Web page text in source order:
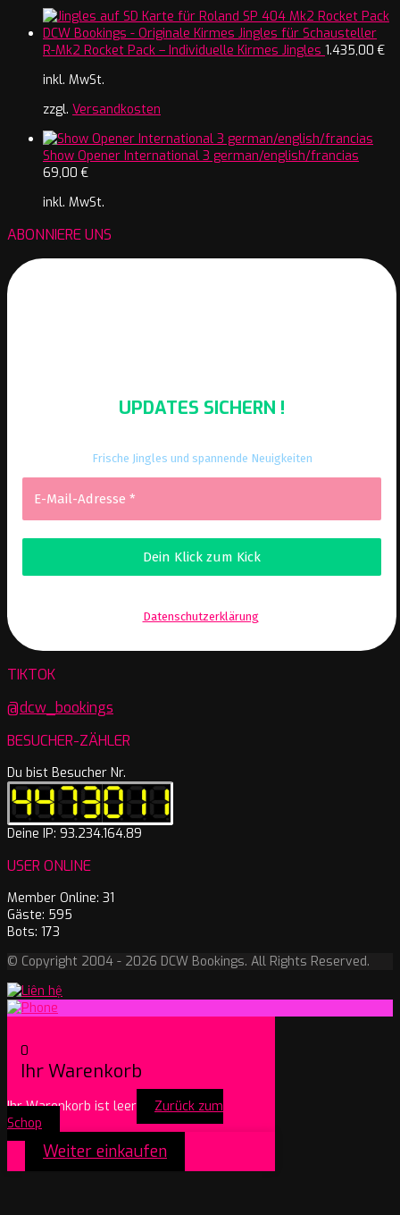
R-Mk2 Rocket Pack – Individuelle Kirmes Jingles 1.435,00 €
inkl. MwSt.
zzgl. Versandkosten
Show Opener International 3 german/english/francias
69,00 €
inkl. MwSt.
ABONNIERE UNS
UPDATES SICHERN !
Frische Jingles und spannende Neuigkeiten
Datenschutzerklärung.
TIKTOK
@dcw_bookings
BESUCHER-ZÄHLER
Du bist Besucher Nr.
Deine IP: 93.234.164.89
USER ONLINE
Member Online: 31
Gäste: 595
Bots: 173
© Copyright 2004 - 2026 DCW Bookings. All Rights Reserved.
0
Ihr Warenkorb
Ihr Warenkorb ist leer
Zurück zum
Schop
Weiter einkaufen